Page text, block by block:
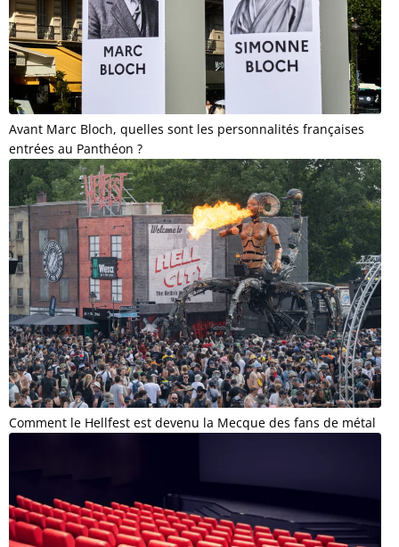
Avant Marc Bloch, quelles sont les personnalités françaises
entrées au Panthéon ?
Comment le Hellfest est devenu la Mecque des fans de métal